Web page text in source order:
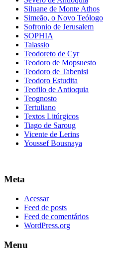
Siluane de Monte Athos
Simeão, o Novo Teólogo
Sofronio de Jerusalem
SOPHIA
Talassio
Teodoreto de Cyr
Teodoro de Mopsuesto
Teodoro de Tabenisi
Teodoro Estudita
Teofilo de Antioquia
Teognosto
Tertuliano
Textos Litúrgicos
Tiago de Saroug
Vicente de Lerins
Youssef Bousnaya
Meta
Acessar
Feed de posts
Feed de comentários
WordPress.org
Menu